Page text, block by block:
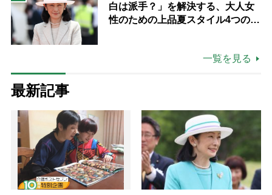
白は派手？」を解決する、大人女
性のための上品夏スタイル4つのコ
一覧を見る
最新記事